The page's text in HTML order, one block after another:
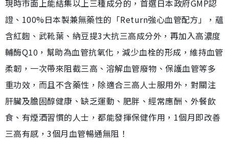
現時市面上能結集以上三種成分的，首選日本政府GMP認
證、100%日本製兼無藥性的「Return強心血管配方」，蘊
含紅麴、武靴葉、納豆提3大抗三高成分外，再加入高濃度
輔酶Q10，幫助為血管抗氧化，減少血栓的形成，維持血管
柔韌，一次帶來阻截三高、溶解血管廢物、保護血管等多
重功效，而且不含藥性，除適合三高人士服用外，對關注
肝臟及膽固醇健康、缺乏運動、肥胖、經常應酬、外餐飲
食、有煙酒習慣的人士，都能發揮保健作用，1個月即改善
三高有感，3個月血管暢通無阻！